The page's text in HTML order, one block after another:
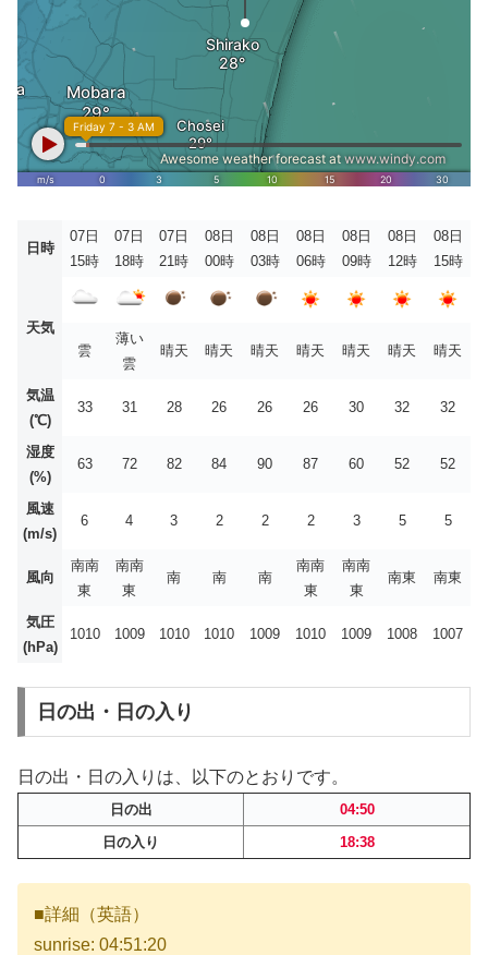
日時
07日
15時
07日
18時
07日
21時
08日
00時
08日
03時
08日
06時
08日
09時
08日
12時
08日
15時
天気
雲
薄い
雲
晴天 晴天 晴天 晴天 晴天 晴天 晴天
気温
(℃)
33 31 28 26 26 26 30 32 32
湿度
(%)
63 72 82 84 90 87 60 52 52
風速
(m/s)
6 4 3 2 2 2 3 5 5
風向
南南
東
南南
東
南 南 南
南南
東
南南
東
南東 南東
気圧
(hPa)
1010 1009 1010 1010 1009 1010 1009 1008 1007
日の出・日の入り
日の出・日の入りは、以下のとおりです。
日の出
04:50
日の入り
18:38
■詳細（英語）
sunrise: 04:51:20